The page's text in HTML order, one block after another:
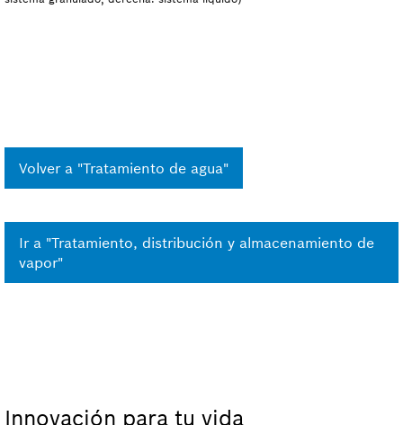
Volver a "Tratamiento de agua"
Ir a "Tratamiento, distribución y almacenamiento de
vapor"
Innovación para tu vida